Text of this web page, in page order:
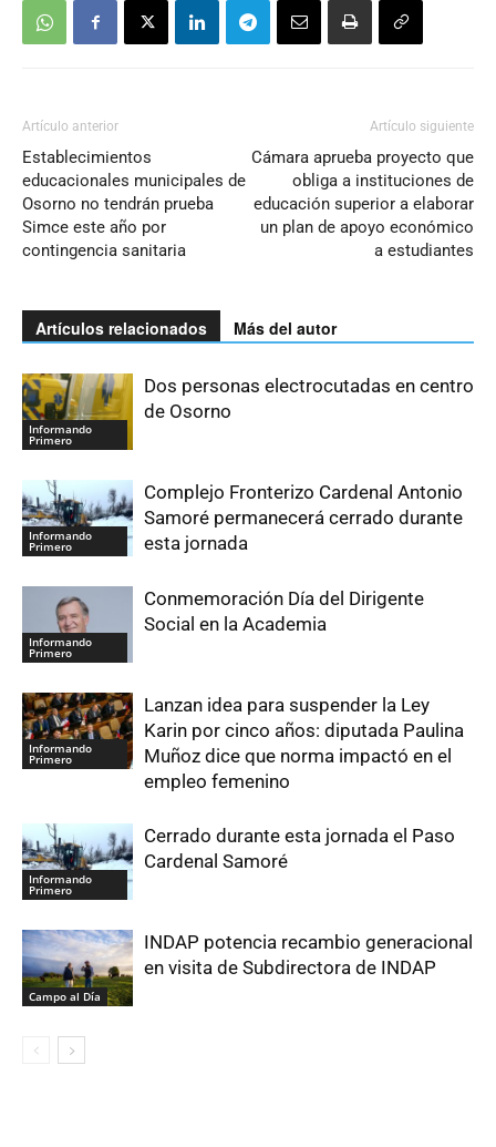
Artículo anterior
Establecimientos
educacionales municipales de
Osorno no tendrán prueba
Simce este año por
contingencia sanitaria
Artículo siguiente
Cámara aprueba proyecto que
obliga a instituciones de
educación superior a elaborar
un plan de apoyo económico
a estudiantes
Artículos relacionados Más del autor
Informando
Primero
Dos personas electrocutadas en centro
de Osorno
Informando
Primero
Complejo Fronterizo Cardenal Antonio
Samoré permanecerá cerrado durante
esta jornada
Informando
Primero
Conmemoración Día del Dirigente
Social en la Academia
Informando
Primero
Lanzan idea para suspender la Ley
Karin por cinco años: diputada Paulina
Muñoz dice que norma impactó en el
empleo femenino
Informando
Primero
Cerrado durante esta jornada el Paso
Cardenal Samoré
Campo al Día
INDAP potencia recambio generacional
en visita de Subdirectora de INDAP